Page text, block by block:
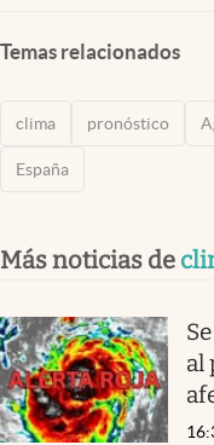
Temas relacionados
clima pronóstico
España
Más noticias de
al